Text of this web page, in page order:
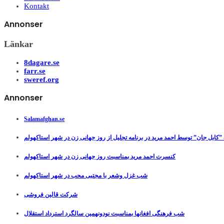
Kontakt
Annonser
Länkar
8dagare.se
farr.se
sweref.org
Annonser
Salamafghan.se
”کابل جان” توسط احمد مرید در برنامه تجلیل از روز جهانی زن در شهر استاکهولم
کنسرت احمد مرید بمناسبت روز جهانی زن در شهر استاکهولم
شب غزل وشعر با مجتبی محب در شهر استاکهولم
شرکت قالین فروشی
شب فرهنگی افغانها بمناسبت نودونهمین سالگرد استرداد استقلال